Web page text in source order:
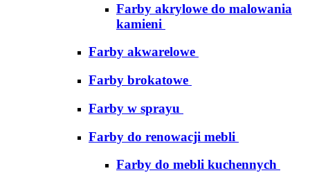
Farby akrylowe do malowania
kamieni
Farby akwarelowe
Farby brokatowe
Farby w sprayu
Farby do renowacji mebli
Farby do mebli kuchennych